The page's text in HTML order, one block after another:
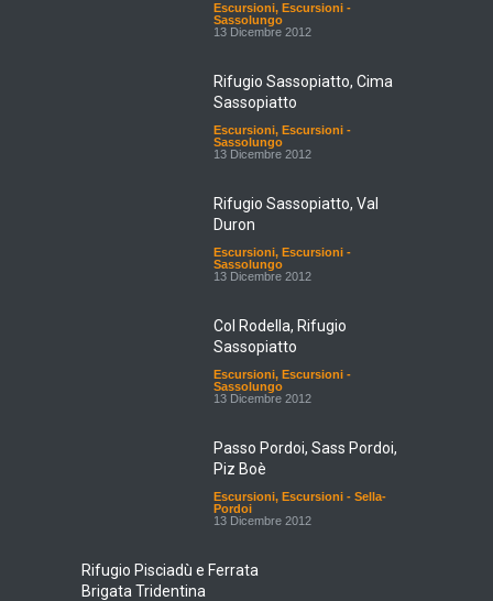
Escursioni, Escursioni -
Sassolungo
13 Dicembre 2012
Rifugio Sassopiatto, Cima
Sassopiatto
Escursioni, Escursioni -
Sassolungo
13 Dicembre 2012
Rifugio Sassopiatto, Val
Duron
Escursioni, Escursioni -
Sassolungo
13 Dicembre 2012
Col Rodella, Rifugio
Sassopiatto
Escursioni, Escursioni -
Sassolungo
13 Dicembre 2012
Passo Pordoi, Sass Pordoi,
Piz Boè
Escursioni, Escursioni - Sella-
Pordoi
13 Dicembre 2012
Rifugio Pisciadù e Ferrata
Brigata Tridentina